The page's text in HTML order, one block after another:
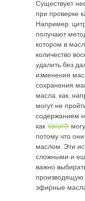
Существует
при проверке
Например,
получают
котором в
количество
удалить без
изменения
сохранения
масла, как,
могут не
содержанием
как Valor®
потому что
маслом. Эти
сложными и
важно
производящую
эфирные